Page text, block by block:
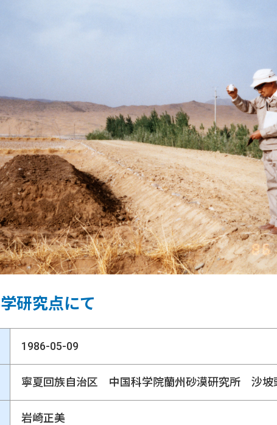
研究点にて
1986-05-09
寧夏回族自治区 中国科学院蘭州砂漠研究所 沙坡
岩崎正美